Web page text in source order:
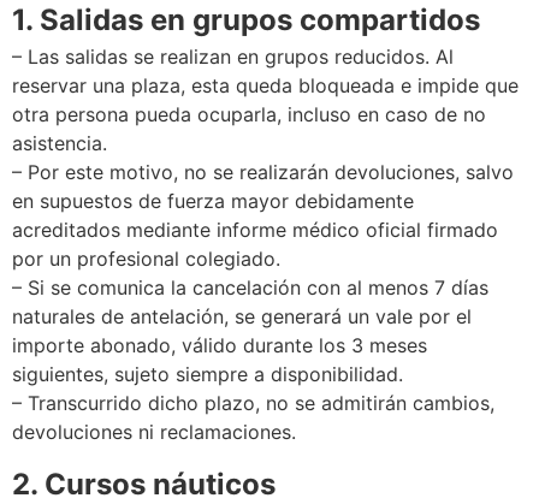
1. Salidas en grupos compartidos
– Las salidas se realizan en grupos reducidos. Al
reservar una plaza, esta queda bloqueada e impide que
otra persona pueda ocuparla, incluso en caso de no
asistencia.
– Por este motivo, no se realizarán devoluciones, salvo
en supuestos de fuerza mayor debidamente
acreditados mediante informe médico oficial firmado
por un profesional colegiado.
– Si se comunica la cancelación con al menos 7 días
naturales de antelación, se generará un vale por el
importe abonado, válido durante los 3 meses
siguientes, sujeto siempre a disponibilidad.
– Transcurrido dicho plazo, no se admitirán cambios,
devoluciones ni reclamaciones.
2. Cursos náuticos